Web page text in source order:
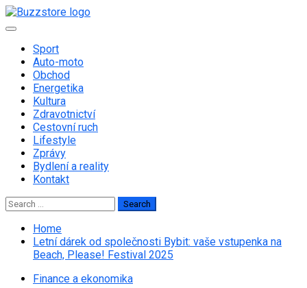
Skip
to
Primary
Sport
Auto-moto
Obchod
Energetika
Kultura
Zdravotnictví
Cestovní ruch
Lifestyle
Zprávy
Bydlení a reality
Kontakt
Search
for:
Home
Letní dárek od společnosti Bybit: vaše vstupenka na
Beach, Please! Festival 2025
Finance a ekonomika